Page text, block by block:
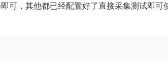
可，其他都已经配置好了直接采集测试即可